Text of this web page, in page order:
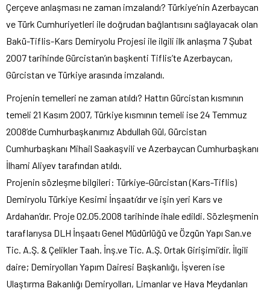
Çerçeve anlaşması ne zaman imzalandı? Türkiye’nin Azerbaycan
ve Türk Cumhuriyetleri ile doğrudan bağlantısını sağlayacak olan
Bakü-Tiflis-Kars Demiryolu Projesi ile ilgili ilk anlaşma 7 Şubat
2007 tarihinde Gürcistan’ın başkenti Tiflis’te Azerbaycan,
Gürcistan ve Türkiye arasında imzalandı.
Projenin temelleri ne zaman atıldı? Hattın Gürcistan kısmının
temeli 21 Kasım 2007, Türkiye kısmının temeli ise 24 Temmuz
2008’de Cumhurbaşkanımız Abdullah Gül, Gürcistan
Cumhurbaşkanı Mihail Saakaşvili ve Azerbaycan Cumhurbaşkanı
İlhami Aliyev tarafından atıldı.
Projenin sözleşme bilgileri: Türkiye-Gürcistan (Kars-Tiflis)
Demiryolu Türkiye Kesimi İnşaatı’dır ve işin yeri Kars ve
Ardahan’dır. Proje 02.05.2008 tarihinde ihale edildi. Sözleşmenin
taraflarıysa DLH İnşaatı Genel Müdürlüğü ve Özgün Yapı San.ve
Tic. A.Ş. & Çelikler Taah. İnş.ve Tic. A.Ş. Ortak Girişimi’dir. İlgili
daire; Demiryolları Yapım Dairesi Başkanlığı, İşveren ise
Ulaştırma Bakanlığı Demiryolları, Limanlar ve Hava Meydanları